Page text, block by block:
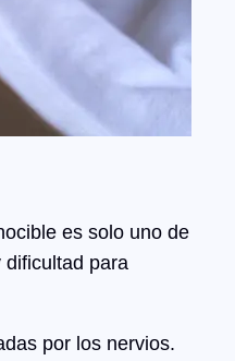
es solo uno de
dificultad para
por los nervios.